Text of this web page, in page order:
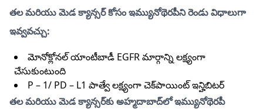
తల మరియు మెడ క్యాన్సర్ కోసం ఇమ్యునోథెరపీని రెండు విధాలుగా
ఇవ్వవచ్చు:
మోనోక్లోనల్ యాంటీబాడీ EGFR మార్గాన్ని లక్ష్యంగా
చేసుకుంటుంది
P – 1/ PD – L1 పాత్వే లక్ష్యంగా చెక్‌పాయింట్ ఇన్హిబిటర్
తల మరియు మెడ క్యాన్సర్‌కు అహ్మదాబాద్‌లో ఇమ్యునోథెరపీ